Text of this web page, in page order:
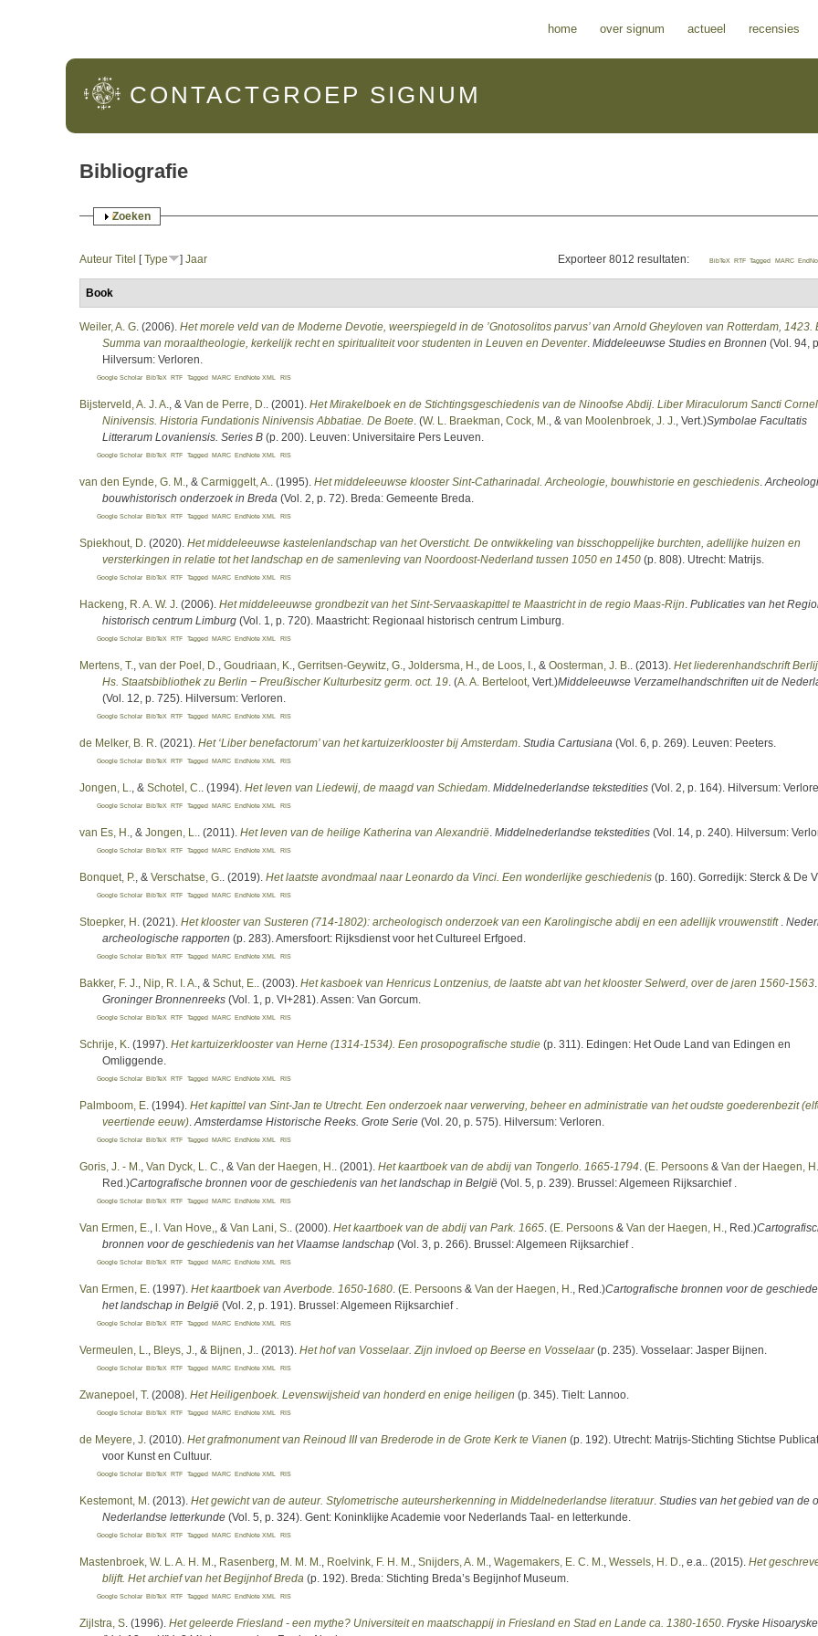
home over signum actueel recensies
CONTACTGROEP SIGNUM
Bibliografie
Weergeven
Zoeken
Exporteer 8012 resultaten: BibTeX RTF Tagged MARC
Auteur Titel [Type ] Jaar
Book
Weiler, A. G . (2006). Het morele veld van de Moderne Devotie, weerspiegeld in de ’Gnotosolitos parvus’ van Arnold Gheyloven van Rotterdam, 1423.
Summa van moraaltheologie, kerkelijk recht en spiritualiteit voor studenten in Leuven en Deventer. Middeleeuwse Studies en Bronnen (Vol. 94,
Hilversum: Verloren.
Google Scholar BibTeX RTF Tagged MARC EndNote XML RIS
Bijsterveld, A. J. A. , & Van de Perre, D. . (2001). Het Mirakelboek en de Stichtingsgeschiedenis van de Ninoofse Abdij. Liber Miraculorum Sancti
Ninivensis. Historia Fundationis Ninivensis Abbatiae. De Boete . (W. L. Braekman Cock, M. , & van Moolenbroek, J. J. , Vert. )Symbolae Facultatis
Litterarum Lovaniensis. Series B (p. 200). Leuven: Universitaire Pers Leuven.
Google Scholar BibTeX RTF Tagged MARC EndNote XML RIS
van den Eynde, G. M. , & Carmiggelt, A. . (1995). Het middeleeuwse klooster Sint-Catharinadal. Archeologie, bouwhistorie en geschiedenis
bouwhistorisch onderzoek in Breda (Vol. 2, p. 72). Breda: Gemeente Breda.
Google Scholar BibTeX RTF Tagged MARC EndNote XML RIS
Spiekhout, D . (2020). Het middeleeuwse kastelenlandschap van het Oversticht. De ontwikkeling van bisschoppelijke burchten, adellijke huizen en
versterkingen in relatie tot het landschap en de samenleving van Noordoost-Nederland tussen 1050 en 1450 (p. 808). Utrecht: Matrijs.
Google Scholar BibTeX RTF Tagged MARC EndNote XML RIS
Hackeng, R. A. W. J . (2006). Het middeleeuwse grondbezit van het Sint-Servaaskapittel te Maastricht in de regio Maas-Rijn Publicaties van het
historisch centrum Limburg (Vol. 1, p. 720). Maastricht: Regionaal historisch centrum Limburg.
Google Scholar BibTeX RTF Tagged MARC EndNote XML RIS
Mertens, T. van der Poel, D. Goudriaan, K. Gerritsen-Geywitz, G. Joldersma, H. de Loos, I. , & Oosterman, J. B. . (2013). Het liederenhandschrift
Hs. Staatsbibliothek zu Berlin − Preuẞischer Kulturbesitz germ. oct. 19 . (A. A. Berteloot , Vert. )Middeleeuwse Verzamelhandschriften uit de
(Vol. 12, p. 725). Hilversum: Verloren.
Google Scholar BibTeX RTF Tagged MARC EndNote XML RIS
de Melker, B. R . (2021). Het ‘Liber benefactorum’ van het kartuizerklooster bij Amsterdam Studia Cartusiana (Vol. 6, p. 269). Leuven: Peeters.
Google Scholar BibTeX RTF Tagged MARC EndNote XML RIS
Jongen, L. , & Schotel, C. . (1994). Het leven van Liedewij, de maagd van Schiedam Middelnederlandse tekstedities (Vol. 2, p. 164). Hilversum:
Google Scholar BibTeX RTF Tagged MARC EndNote XML RIS
van Es, H. , & Jongen, L. . (2011). Het leven van de heilige Katherina van Alexandrië Middelnederlandse tekstedities (Vol. 14, p. 240). Hilversum:
Google Scholar BibTeX RTF Tagged MARC EndNote XML RIS
Bonquet, P. , & Verschatse, G. . (2019). Het laatste avondmaal naar Leonardo da Vinci. Een wonderlijke geschiedenis (p. 160). Gorredijk: Sterck & De
Google Scholar BibTeX RTF Tagged MARC EndNote XML RIS
Stoepker, H . (2021). Het klooster van Susteren (714-1802): archeologisch onderzoek van een Karolingische abdij en een adellijk vrouwenstift
archeologische rapporten (p. 283). Amersfoort: Rijksdienst voor het Cultureel Erfgoed.
Google Scholar BibTeX RTF Tagged MARC EndNote XML RIS
Bakker, F. J. Nip, R. I. A. , & Schut, E. . (2003). Het kasboek van Henricus Lontzenius, de laatste abt van het klooster Selwerd, over de jaren 1560-1563
Groninger Bronnenreeks (Vol. 1, p. VI+281). Assen: Van Gorcum.
Google Scholar BibTeX RTF Tagged MARC EndNote XML RIS
Schrije, K . (1997). Het kartuizerklooster van Herne (1314-1534). Een prosopografische studie (p. 311). Edingen: Het Oude Land van Edingen en
Omliggende.
Google Scholar BibTeX RTF Tagged MARC EndNote XML RIS
Palmboom, E . (1994). Het kapittel van Sint-Jan te Utrecht. Een onderzoek naar verwerving, beheer en administratie van het oudste goederenbezit
veertiende eeuw) Amsterdamse Historische Reeks. Grote Serie (Vol. 20, p. 575). Hilversum: Verloren.
Google Scholar BibTeX RTF Tagged MARC EndNote XML RIS
Goris, J. - M. Van Dyck, L. C. , & Van der Haegen, H. . (2001). Het kaartboek van de abdij van Tongerlo. 1665-1794 . (E. Persoons & Van der Haegen, H.
Red. )Cartografische bronnen voor de geschiedenis van het landschap in België (Vol. 5, p. 239). Brussel: Algemeen Rijksarchief .
Google Scholar BibTeX RTF Tagged MARC EndNote XML RIS
Van Ermen, E. l. Van Hove, , & Van Lani, S. . (2000). Het kaartboek van de abdij van Park. 1665 . (E. Persoons & Van der Haegen, H. , Red. )
bronnen voor de geschiedenis van het Vlaamse landschap (Vol. 3, p. 266). Brussel: Algemeen Rijksarchief .
Google Scholar BibTeX RTF Tagged MARC EndNote XML RIS
Van Ermen, E . (1997). Het kaartboek van Averbode. 1650-1680 . (E. Persoons & Van der Haegen, H. , Red. )Cartografische bronnen voor de
het landschap in België (Vol. 2, p. 191). Brussel: Algemeen Rijksarchief .
Google Scholar BibTeX RTF Tagged MARC EndNote XML RIS
Vermeulen, L. Bleys, J. , & Bijnen, J. . (2013). Het hof van Vosselaar. Zijn invloed op Beerse en Vosselaar(p. 235). Vosselaar: Jasper Bijnen.
Google Scholar BibTeX RTF Tagged MARC EndNote XML RIS
Zwanepoel, T. (2008). Het Heiligenboek. Levenswijsheid van honderd en enige heiligen (p. 345). Tielt: Lannoo.
Google Scholar BibTeX RTF Tagged MARC EndNote XML RIS
de Meyere, J . (2010). Het grafmonument van Reinoud III van Brederode in de Grote Kerk te Vianen (p. 192). Utrecht: Matrijs-Stichting Stichtse
voor Kunst en Cultuur.
Google Scholar BibTeX RTF Tagged MARC EndNote XML RIS
Kestemont, M . (2013). Het gewicht van de auteur. Stylometrische auteursherkenning in Middelnederlandse literatuur. Studies van het gebied van de
Nederlandse letterkunde (Vol. 5, p. 324). Gent: Koninklijke Academie voor Nederlands Taal- en letterkunde.
Google Scholar BibTeX RTF Tagged MARC EndNote XML RIS
Mastenbroek, W. L. A. H. M. Rasenberg, M. M. M. Roelvink, F. H. M. Snijders, A. M. Wagemakers, E. C. M. Wessels, H. D. , e.a. . (2015). Het
blijft. Het archief van het Begijnhof Breda (p. 192). Breda: Stichting Breda’s Begijnhof Museum.
Google Scholar BibTeX RTF Tagged MARC EndNote XML RIS
Zijlstra, S . (1996). Het geleerde Friesland - een mythe? Universiteit en maatschappij in Friesland en Stad en Lande ca. 1380-1650 Fryske